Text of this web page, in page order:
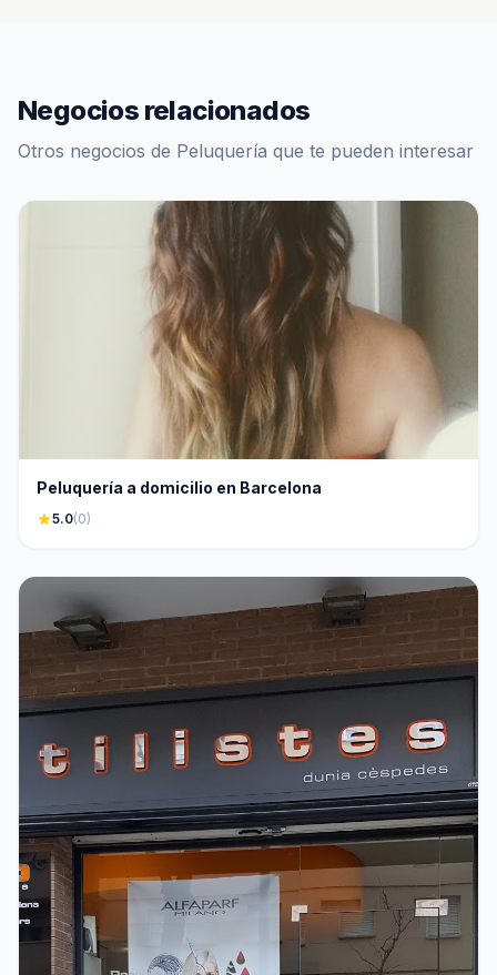
Negocios relacionados
Otros negocios de Peluquería que te pueden interesar
Peluquería a domicilio en Barcelona
star5.0(0)